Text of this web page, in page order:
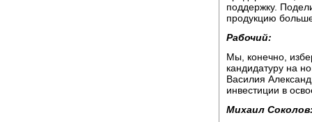
поддержку.
продукцию
Рабочий:
Мы, конечно,
кандидатуру на
Василия
инвестиции в
Михаил